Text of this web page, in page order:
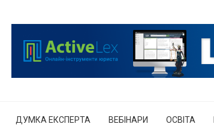
ДУМКА ЕКСПЕРТА ВЕБІНАРИ ОСВІТА